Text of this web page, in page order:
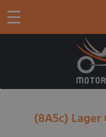
☰
(8A5c) Lager